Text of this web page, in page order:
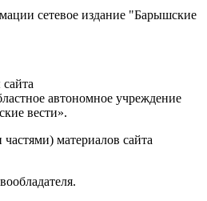
сетевое издание "Барышские
автономное учреждение
вести».
материалов сайта